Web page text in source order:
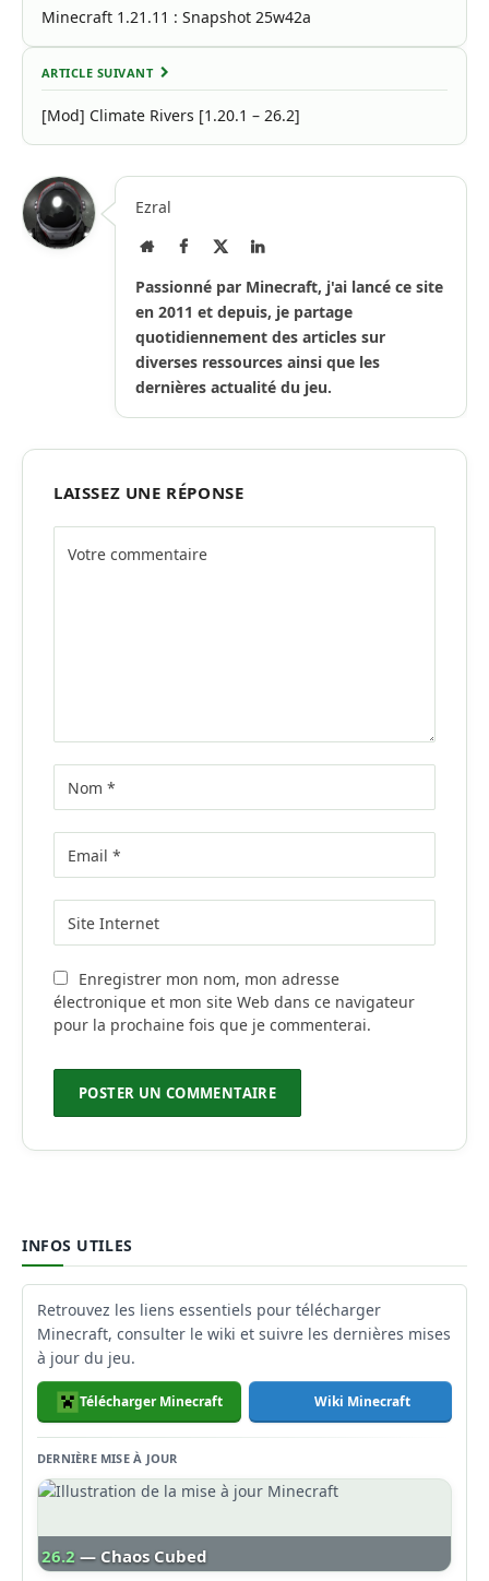
Minecraft 1.21.11 : Snapshot 25w42a
ARTICLE SUIVANT
[Mod] Climate Rivers [1.20.1 – 26.2]
Ezral
Site
Facebook LinkedIn
Passionné par Minecraft, j'ai lancé ce site
en 2011 et depuis, je partage
quotidiennement des articles sur
diverses ressources ainsi que les
dernières actualité du jeu.
LAISSEZ UNE RÉPONSE
Enregistrer mon nom, mon adresse
électronique et mon site Web dans ce navigateur
pour la prochaine fois que je commenterai.
INFOS UTILES
Retrouvez les liens essentiels pour télécharger
Minecraft, consulter le wiki et suivre les dernières mises
à jour du jeu.
Télécharger Minecraft Wiki Minecraft
DERNIÈRE MISE À JOUR
26.2 — Chaos Cubed